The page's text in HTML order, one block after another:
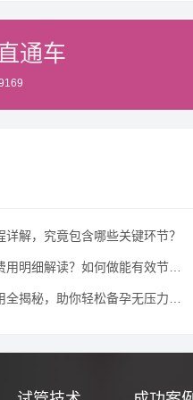
通车
解，究竟包含哪些关键环节？
解读？如何做能有效节省费用？？
揭秘，助你轻松备孕无压力！？